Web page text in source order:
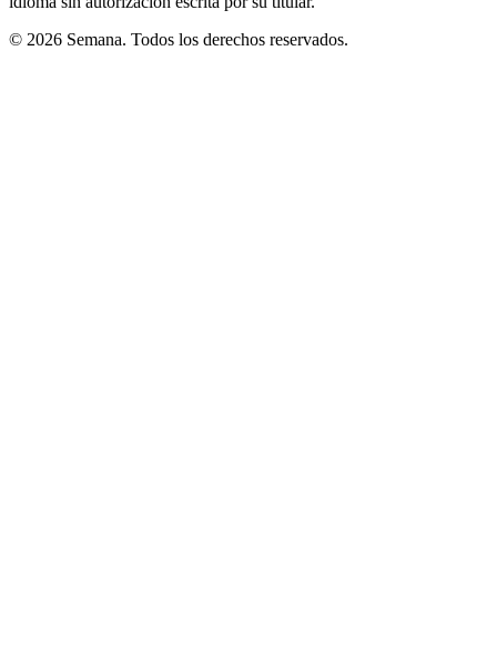
© 2026 Semana. Todos los derechos reservados.